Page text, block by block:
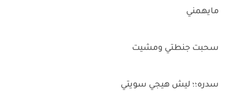
مايهمني
سحبت جنطتي ومشيت
سدره؛؛ ليش هيجي سويتي